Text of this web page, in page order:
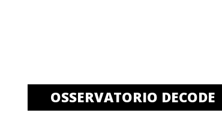
OSSERVATORIO DECODE